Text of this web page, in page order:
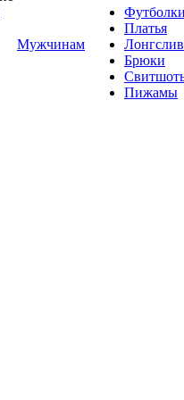
Мужчинам
Футболки
Платья
Брюки
Пижамы